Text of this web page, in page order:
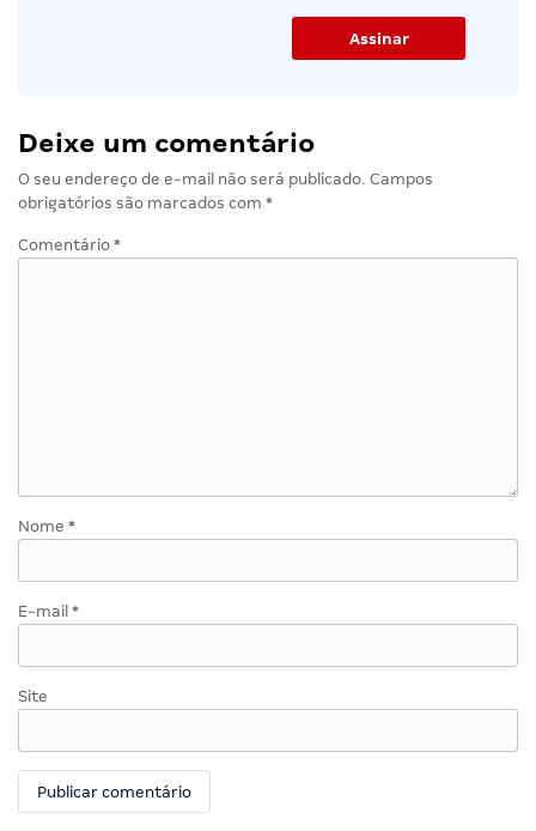
Deixe um comentário
O seu endereço de e-mail não será publicado. Campos
obrigatórios são marcados com *
Comentário *
Nome *
E-mail *
Site